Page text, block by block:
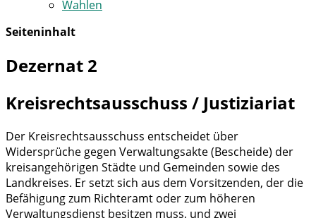
Wahlen
Seiteninhalt
Dezernat 2
Kreisrechtsausschuss / Justiziariat
Der Kreisrechtsausschuss entscheidet über
Widersprüche gegen Verwaltungsakte (Bescheide) der
kreisangehörigen Städte und Gemeinden sowie des
Landkreises. Er setzt sich aus dem Vorsitzenden, der die
Befähigung zum Richteramt oder zum höheren
Verwaltungsdienst besitzen muss, und zwei